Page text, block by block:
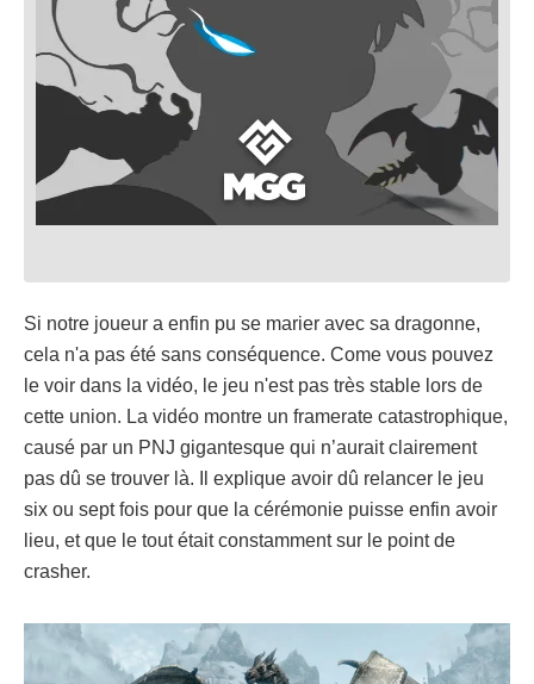
Si notre joueur a enfin pu se marier avec sa dragonne,
cela n'a pas été sans conséquence. Come vous pouvez
le voir dans la vidéo, le jeu n'est pas très stable lors de
cette union. La vidéo montre un framerate catastrophique,
causé par un PNJ gigantesque qui n’aurait clairement
pas dû se trouver là. Il explique avoir dû relancer le jeu
six ou sept fois pour que la cérémonie puisse enfin avoir
lieu, et que le tout était constamment sur le point de
crasher.